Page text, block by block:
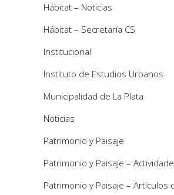
Hábitat – Noticias
Hábitat – Secretaría CS
Institucional
Instituto de Estudios Urbanos
Municipalidad de La Plata
Noticias
Patrimonio y Paisaje
Patrimonio y Paisaje –
Patrimonio y Paisaje – Artículos